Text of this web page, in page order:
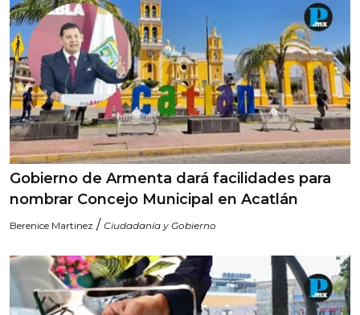
Gobierno de Armenta dará facilidades para
nombrar Concejo Municipal en Acatlán
Berenice Martinez / Ciudadanía y Gobierno